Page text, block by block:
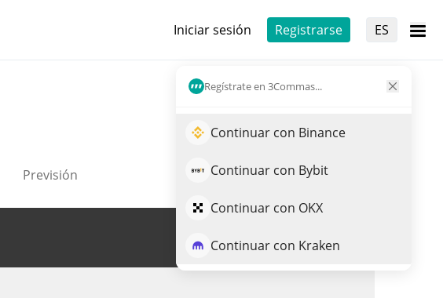
Iniciar sesión Registrarse ES
Regístrate en 3Commas...
Continuar con Binance
Continuar con Bybit
Continuar con OKX
Continuar con Kraken
Previsión
Opera VPAY